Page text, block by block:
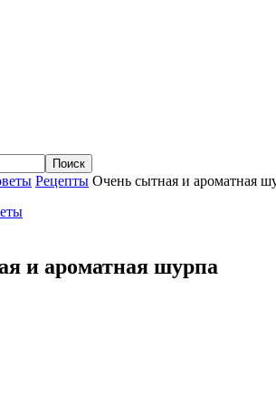
Рецепты Очень сытная и ароматная
и ароматная шурпа